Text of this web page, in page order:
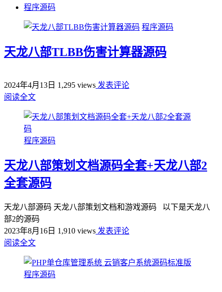
程序源码
程序源码
天龙八部TLBB伤害计算器源码
2024年4月13日 1,295 views 发表评论
阅读全文
程序源码
天龙八部策划文档源码全套+天龙八部2
全套源码
天龙八部源码 天龙八部策划文档和游戏源码 以下是天龙八
部2的源码
2023年8月16日 1,910 views 发表评论
阅读全文
程序源码